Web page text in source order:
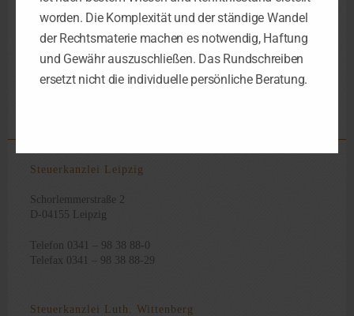
Besteuerungsrecht ,Dba, Doppelbesteuerungabkommen
Steuerkanzlei Leipzig
Schorlemmerstraße 2
D-04155 Leipzig
Telefon 0341 – 98 38 88-0
Telefax 0341 – 98 38 88-29
Steuerkanzlei Luth. Wittenberg
worden. Die Komplexität und der ständige Wandel
der Rechtsmaterie machen es notwendig, Haftung
und Gewähr auszuschließen. Das Rundschreiben
ersetzt nicht die individuelle persönliche Beratung.